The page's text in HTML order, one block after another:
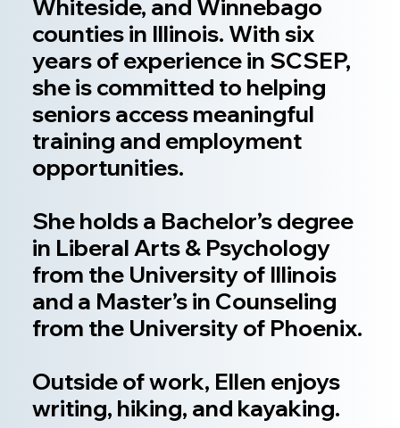
Whiteside, and Winnebago
counties in Illinois. With six
years of experience in SCSEP,
she is committed to helping
seniors access meaningful
training and employment
opportunities.
She holds a Bachelor’s degree
in Liberal Arts & Psychology
from the University of Illinois
and a Master’s in Counseling
from the University of Phoenix.
Outside of work, Ellen enjoys
writing, hiking, and kayaking.